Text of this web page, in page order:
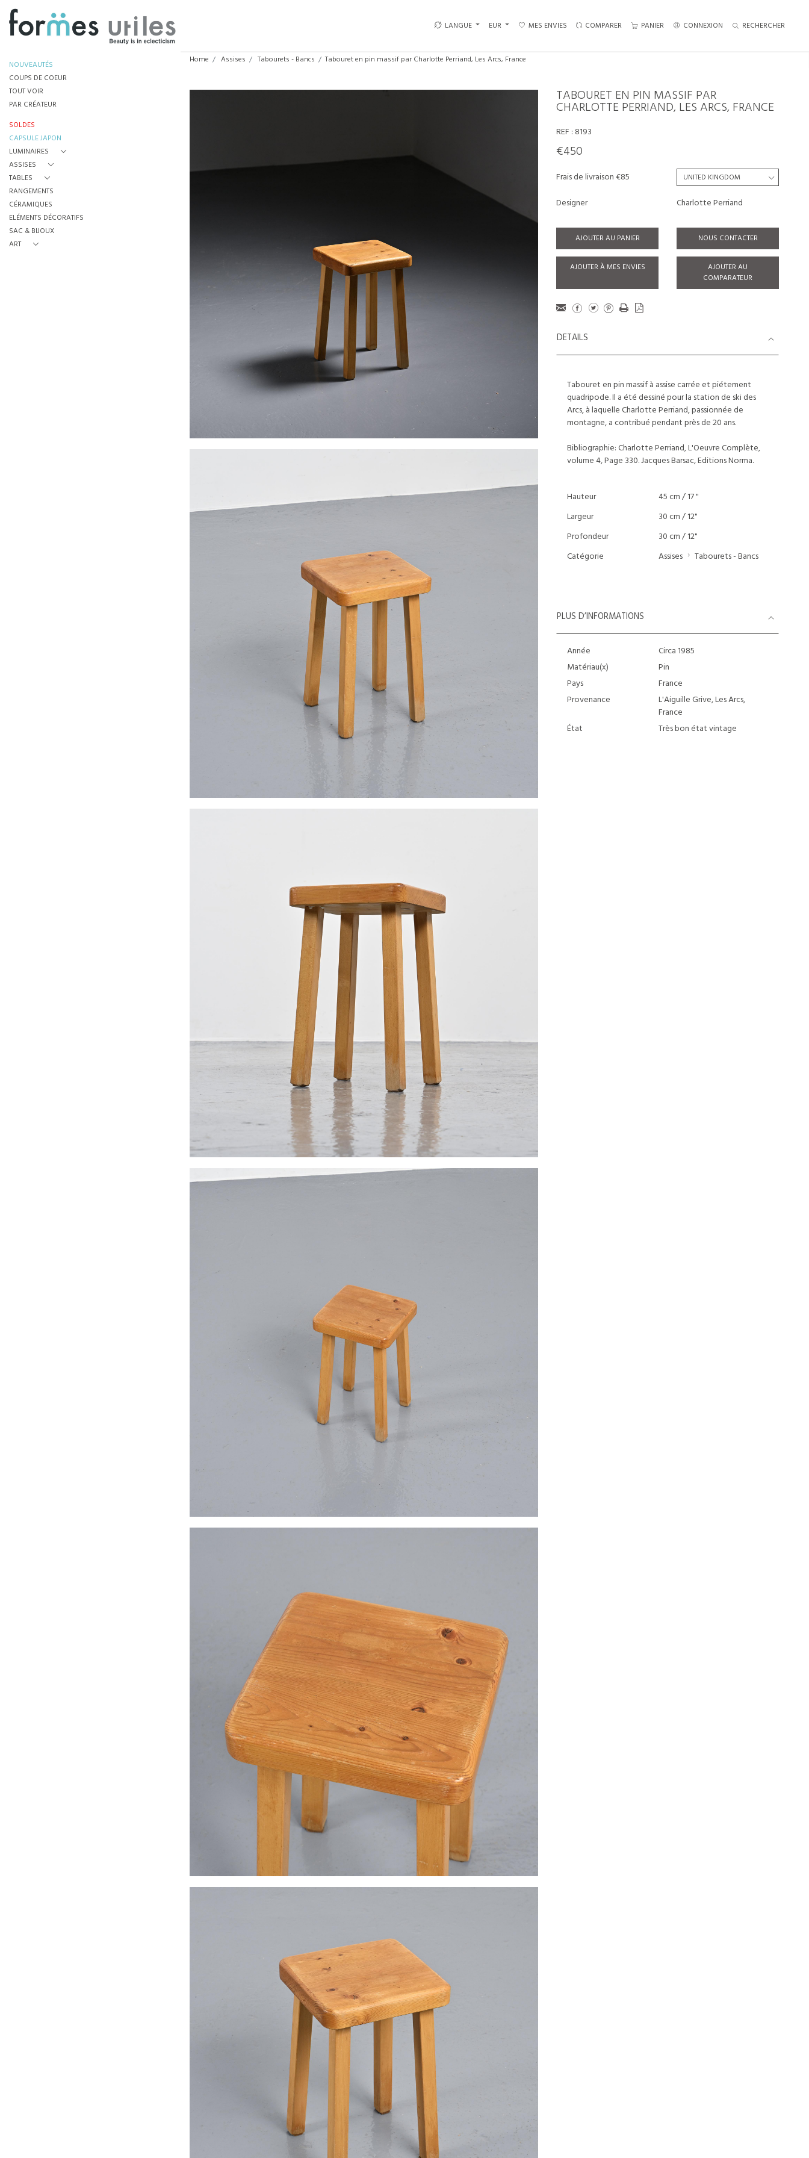
LANGUE EUR MES ENVIES COMPARER PANIER CONNEXION RECHERCHER
NOUVEAUTÉS
COUPS DE COEUR
TOUT VOIR
PAR CRÉATEUR
SOLDES
CAPSULE JAPON
LUMINAIRES
ASSISES
TABLES
RANGEMENTS
CÉRAMIQUES
ELÉMENTS DÉCORATIFS
SAC & BIJOUX
ART
Home Assises Tabourets - Bancs Tabouret en pin massif par Charlotte Perriand, Les Arcs, France
TABOURET EN PIN MASSIF PAR
CHARLOTTE PERRIAND, LES ARCS, FRANCE
REF : 8193
€450
Frais de livraison €85
Designer
Charlotte Perriand
AJOUTER AU PANIER NOUS CONTACTER
AJOUTER À MES ENVIES
AJOUTER AU
COMPARATEUR
DETAILS
Tabouret en pin massif à assise carrée et piétement
quadripode. Il a été dessiné pour la station de ski des
Arcs, à laquelle Charlotte Perriand, passionnée de
montagne, a contribué pendant près de 20 ans.
Bibliographie: Charlotte Perriand, L'Oeuvre Complète,
volume 4, Page 330. Jacques Barsac, Editions Norma.
Hauteur
45 cm / 17 "
Largeur
30 cm / 12"
Profondeur
30 cm / 12"
Catégorie
Assises Tabourets - Bancs
PLUS D’INFORMATIONS
Année
Circa 1985
Matériau(x)
Pin
Pays
France
Provenance
L'Aiguille Grive, Les Arcs,
France
État
Très bon état vintage